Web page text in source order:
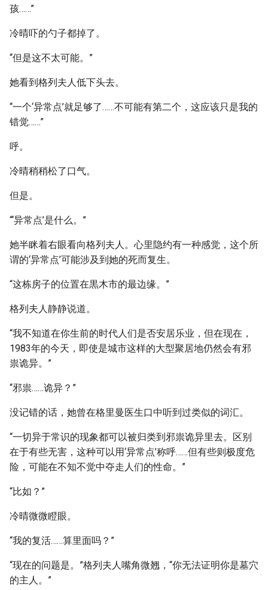
孩……”
冷晴吓的勺子都掉了。
“但是这不太可能。”
她看到格列夫人低下头去。
“一个‘异常点’就足够了……不可能有第二个，这应该只是我的
错觉……”
呼。
冷晴稍稍松了口气。
但是。
“‘异常点’是什么。”
她半眯着右眼看向格列夫人。心里隐约有一种感觉，这个所
谓的‘异常点’可能涉及到她的死而复生。
“这栋房子的位置在黒木市的最边缘。”
格列夫人静静说道。
“我不知道在你生前的时代人们是否安居乐业，但在现在，
1983年的今天，即使是城市这样的大型聚居地仍然会有邪
祟诡异。”
“邪祟……诡异？”
没记错的话，她曾在格里曼医生口中听到过类似的词汇。
“一切异于常识的现象都可以被归类到邪祟诡异里去。区别
在于有些无害，这种可以用‘异常点’称呼……但有些则极度危
险，可能在不知不觉中夺走人们的性命。”
“比如？”
冷晴微微瞪眼。
“我的复活……算里面吗？”
“现在的问题是。”格列夫人嘴角微翘，“你无法证明你是墓穴
的主人。”